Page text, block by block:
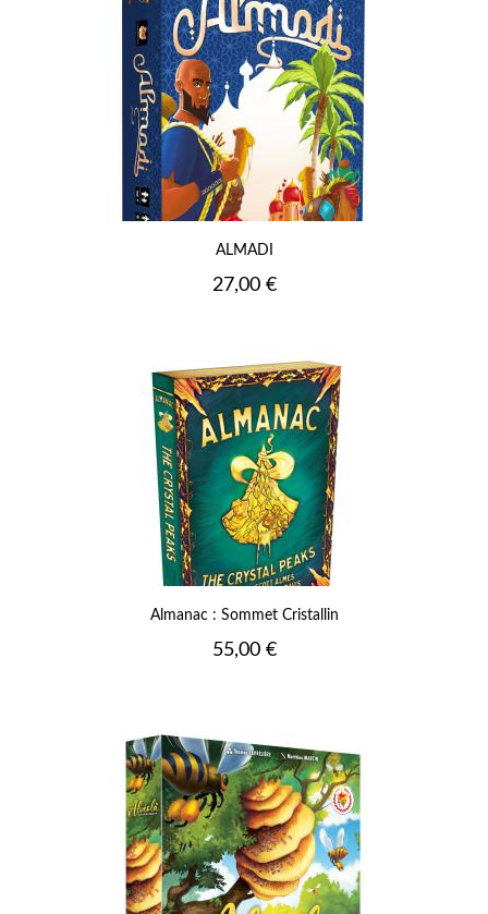
ALMADI
Prix
27,00 €
Almanac : Sommet Cristallin
Prix
55,00 €